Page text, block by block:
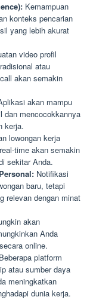
Kemampuan
konteks pencarian
yang lebih akurat
video profil
atau
akan semakin
akan mampu
dan mencocokkannya
kerja.
lowongan kerja
time akan semakin
sekitar Anda.
Notifikasi
baru, tetapi
relevan dengan minat
akan
Anda
online.
Beberapa platform
atau sumber daya
meningkatkan
dunia kerja.